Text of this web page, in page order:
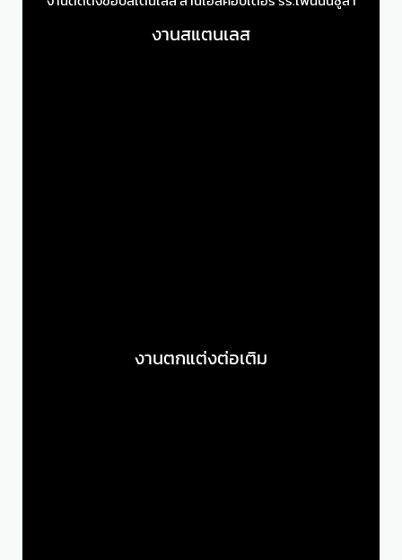
งานสแตนเลส
งานตกแต่งต่อเติม